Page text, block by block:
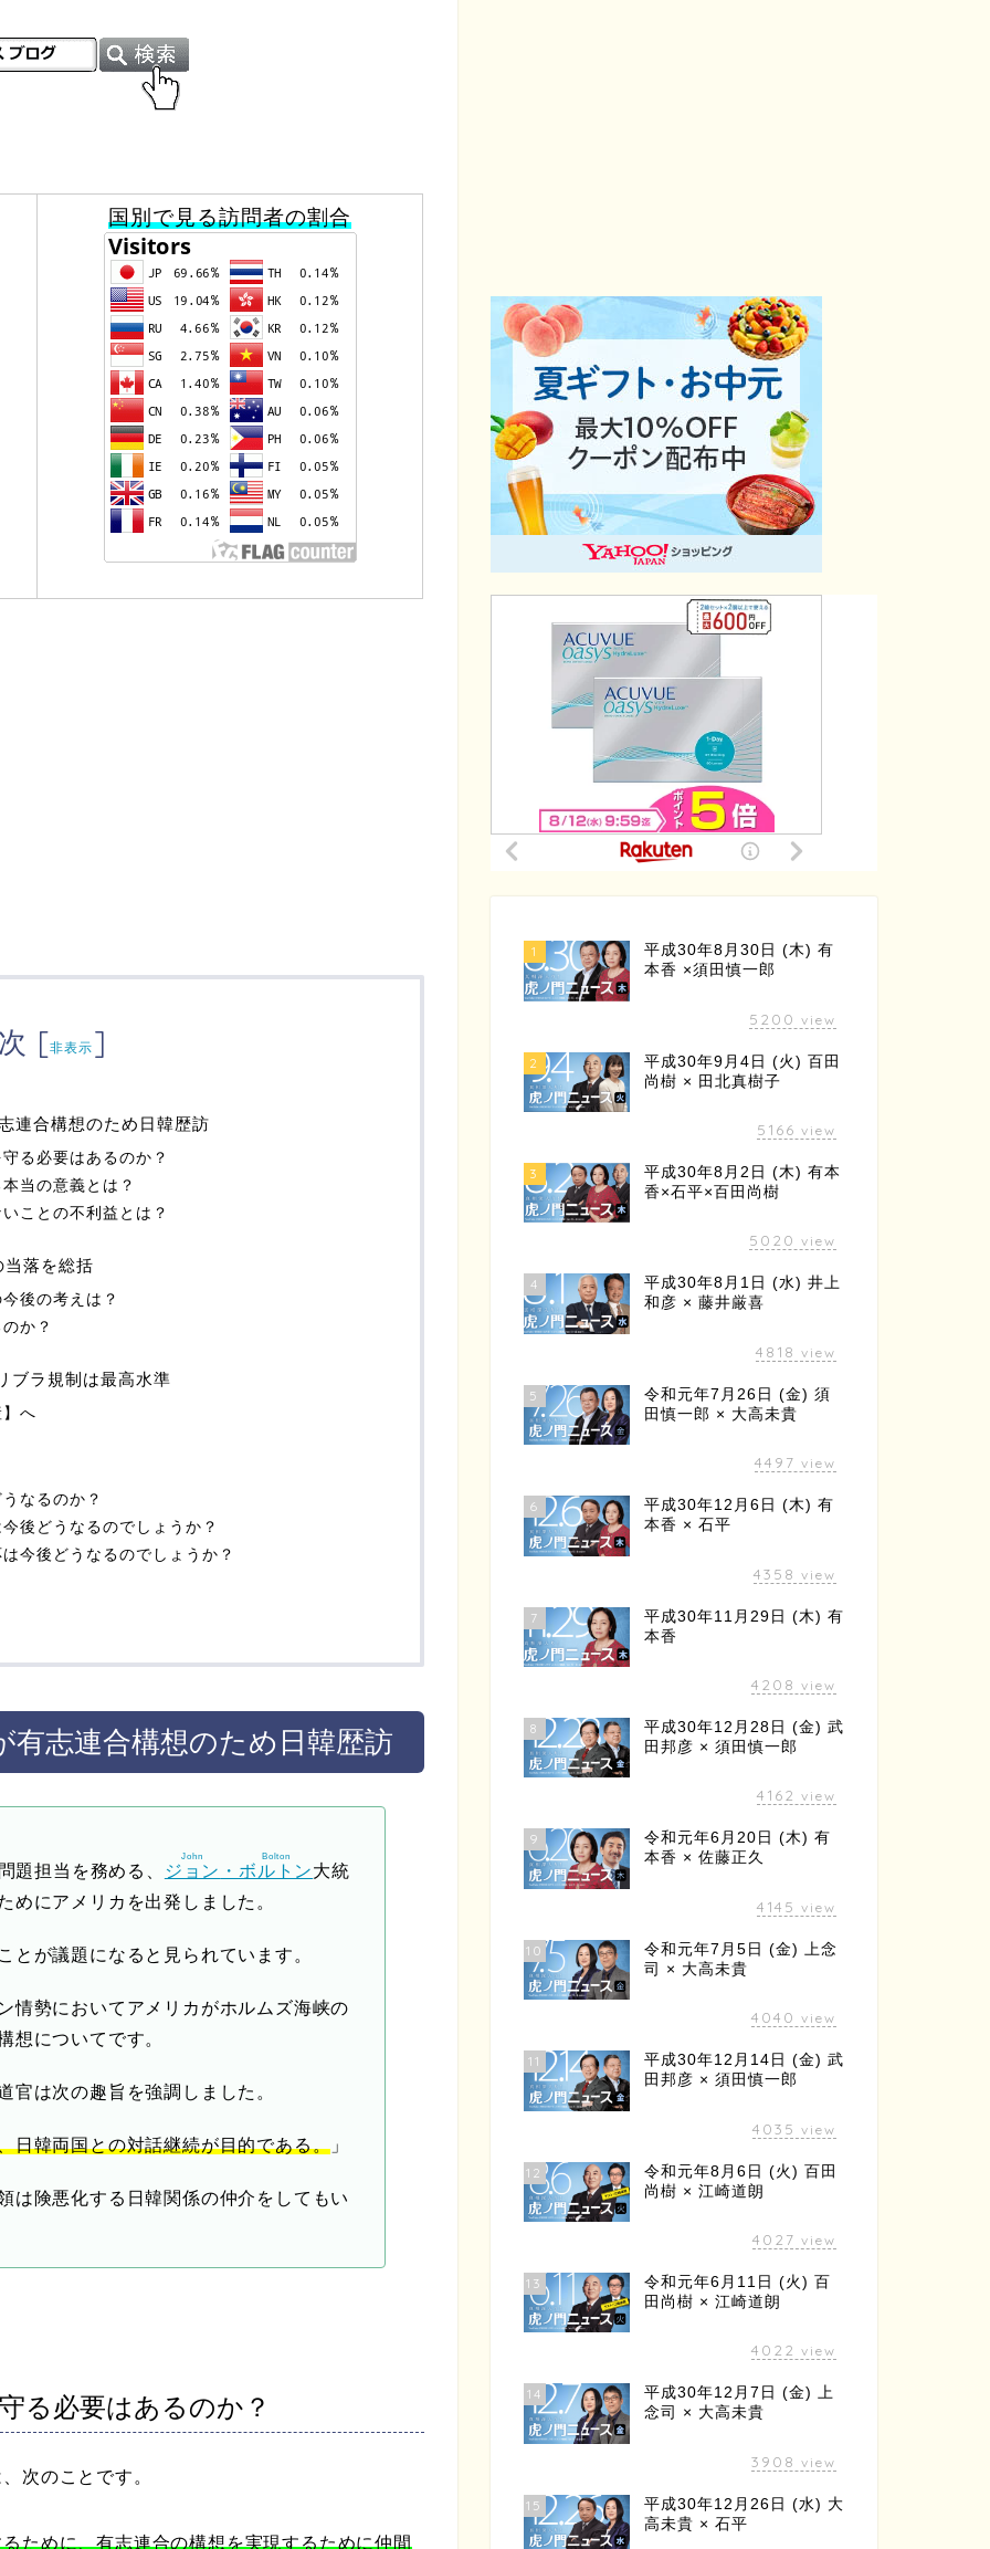
国別で見る訪問者の割合
[非表示 ]
連合構想のため日韓歴訪
る必要はあるのか？
当の意義とは？
ことの不利益とは？
落を総括
後の考えは？
か？
ラ規制は最高水準
へ
なるのか？
後どうなるのでしょうか？
今後どうなるのでしょうか？
有志連合構想のため日韓歴訪
題担当を務める、 ジョン
John
・ ボルトン
Bolton
大統
めにアメリカを出発しました。
とが議題になると見られています。
情勢においてアメリカがホルムズ海峡の
想についてです。
官は次の趣旨を強調しました。
日韓両国との対話継続が目的である。 」
は険悪化する日韓関係の仲介をしてもい
る必要はあるのか？
次のことです。
ために、有志連合の構想を実現するために仲間
1
平成30年8月30日 (木) 有
本香 ×須田慎一郎
5200 view
2
平成30年9月4日 (火) 百田
尚樹 × 田北真樹子
5166 view
3
平成30年8月2日 (木) 有本
香×石平×百田尚樹
5020 view
4
平成30年8月1日 (水) 井上
和彦 × 藤井厳喜
4818 view
5
令和元年7月26日 (金) 須
田慎一郎 × 大高未貴
4497 view
6
平成30年12月6日 (木) 有
本香 × 石平
4358 view
7
平成30年11月29日 (木) 有
本香
4208 view
8
平成30年12月28日 (金) 武
田邦彦 × 須田慎一郎
4162 view
9
令和元年6月20日 (木) 有
本香 × 佐藤正久
4145 view
10
令和元年7月5日 (金) 上念
司 × 大高未貴
4040 view
11
平成30年12月14日 (金) 武
田邦彦 × 須田慎一郎
4035 view
12
令和元年8月6日 (火) 百田
尚樹 × 江崎道朗
4027 view
13
令和元年6月11日 (火) 百
田尚樹 × 江崎道朗
4022 view
14
平成30年12月7日 (金) 上
念司 × 大高未貴
3908 view
15
平成30年12月26日 (水) 大
高未貴 × 石平